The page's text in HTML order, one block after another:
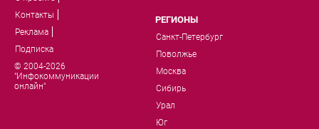
Контакты
Реклама
Подписка
© 2004-2026
"Инфокоммуникации
онлайн"
РЕГИОНЫ
Санкт-Петербург
Поволжье
Москва
Сибирь
Урал
Юг